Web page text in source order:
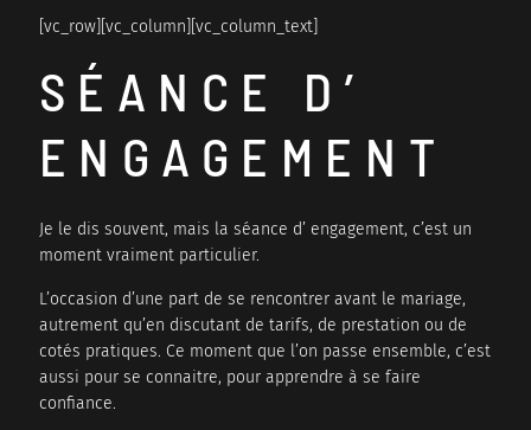
[vc_row][vc_column][vc_column_text]
SÉANCE D’
ENGAGEMENT
Je le dis souvent, mais la séance d’ engagement, c’est un
moment vraiment particulier.
L’occasion d’une part de se rencontrer avant le mariage,
autrement qu’en discutant de tarifs, de prestation ou de
cotés pratiques. Ce moment que l’on passe ensemble, c’est
aussi pour se connaitre, pour apprendre à se faire
confiance.